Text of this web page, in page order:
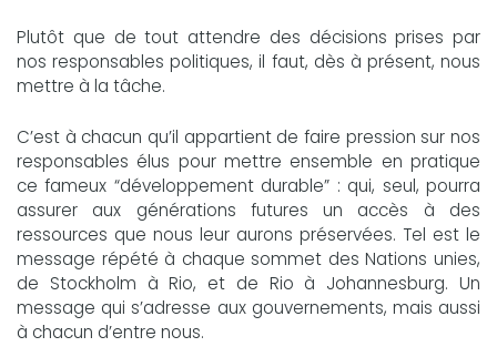
Plutôt que de tout attendre des décisions prises par
nos responsables politiques, il faut, dès à présent, nous
mettre à la tâche.
C’est à chacun qu’il appartient de faire pression sur nos
responsables élus pour mettre ensemble en pratique
ce fameux “développement durable” : qui, seul, pourra
assurer aux générations futures un accès à des
ressources que nous leur aurons préservées. Tel est le
message répété à chaque sommet des Nations unies,
de Stockholm à Rio, et de Rio à Johannesburg. Un
message qui s’adresse aux gouvernements, mais aussi
à chacun d’entre nous.